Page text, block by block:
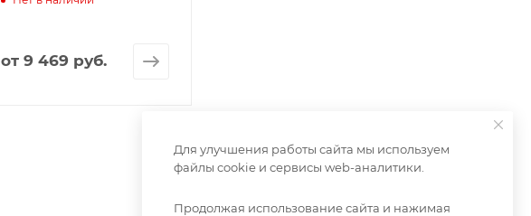
от9 469 руб.
Для улучшения работы сайта мы используем
файлы cookie и сервисы web-аналитики.
Продолжая использование сайта и нажимая